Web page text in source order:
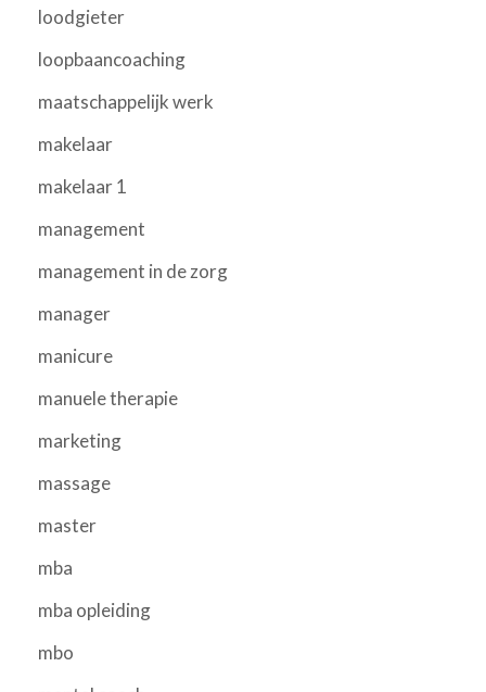
loodgieter
loopbaancoaching
maatschappelijk werk
makelaar
makelaar 1
management
management in de zorg
manager
manicure
manuele therapie
marketing
massage
master
mba
mba opleiding
mbo